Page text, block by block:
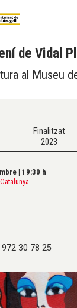
de Vidal
al Museu
Finalitzat
2023
| 19:30 h
30 78 25